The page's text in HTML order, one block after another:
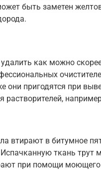
быть заметен
как можно
они пригодятся при
втирают в битумное
ткань трут
при помощи моющего